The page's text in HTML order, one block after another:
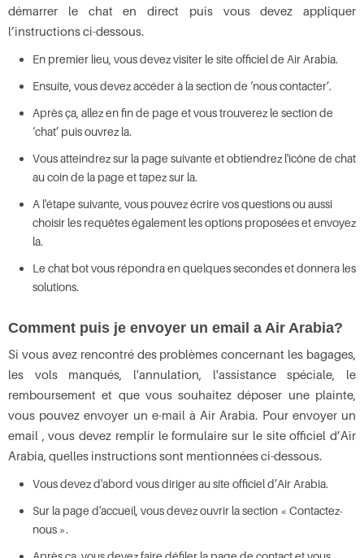
démarrer le chat en direct puis vous devez appliquer
l’instructions ci-dessous.
En premier lieu, vous devez visiter le site officiel de Air Arabia.
Ensuite, vous devez accéder à la section de ‘nous contacter’.
Après ça, allez en fin de page et vous trouverez le section de
‘chat’ puis ouvrez la.
Vous atteindrez sur la page suivante et obtiendrez l'icône de chat
au coin de la page et tapez sur la.
A l'étape suivante, vous pouvez écrire vos questions ou aussi
choisir les requêtes également les options proposées et envoyez
la.
Le chat bot vous répondra en quelques secondes et donnera les
solutions.
Comment puis je envoyer un email a Air Arabia?
Si vous avez rencontré des problèmes concernant les bagages,
les vols manqués, l'annulation, l'assistance spéciale, le
remboursement et que vous souhaitez déposer une plainte,
vous pouvez envoyer un e-mail à Air Arabia. Pour envoyer un
email , vous devez remplir le formulaire sur le site officiel d’Air
Arabia, quelles instructions sont mentionnées ci-dessous.
Vous devez d'abord vous diriger au site officiel d’Air Arabia.
Sur la page d'accueil, vous devez ouvrir la section « Contactez-
nous ».